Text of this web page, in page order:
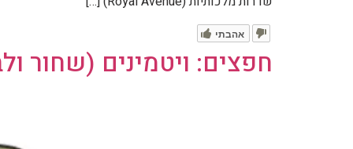
אהבתי
חפצים: ויטמינים (שחור